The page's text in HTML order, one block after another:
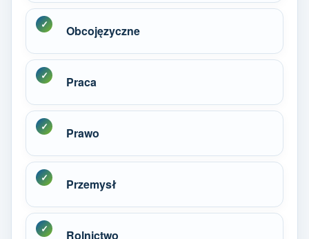
Obcojęzyczne
Praca
Prawo
Przemysł
Rolnictwo